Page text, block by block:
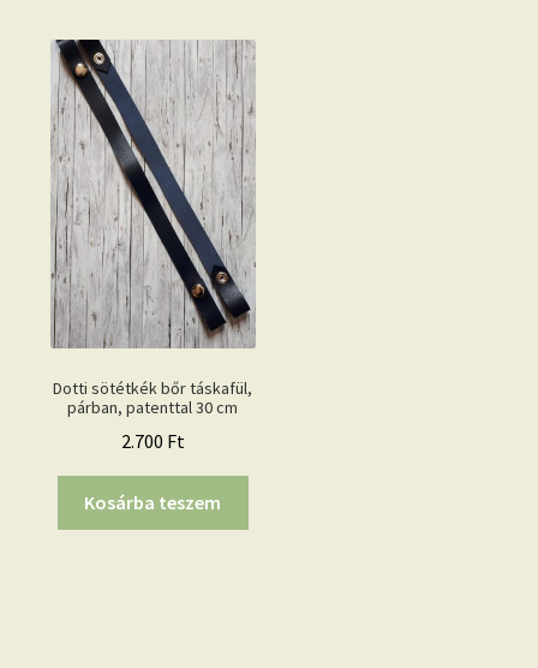
Dotti sötétkék bőr táskafül,
párban, patenttal 30 cm
2.700 Ft
Kosárba teszem